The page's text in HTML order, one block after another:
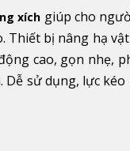
xích giúp cho
Thiết bị nâng hạ
cao, gọn nhẹ,
sử dụng, lực kéo